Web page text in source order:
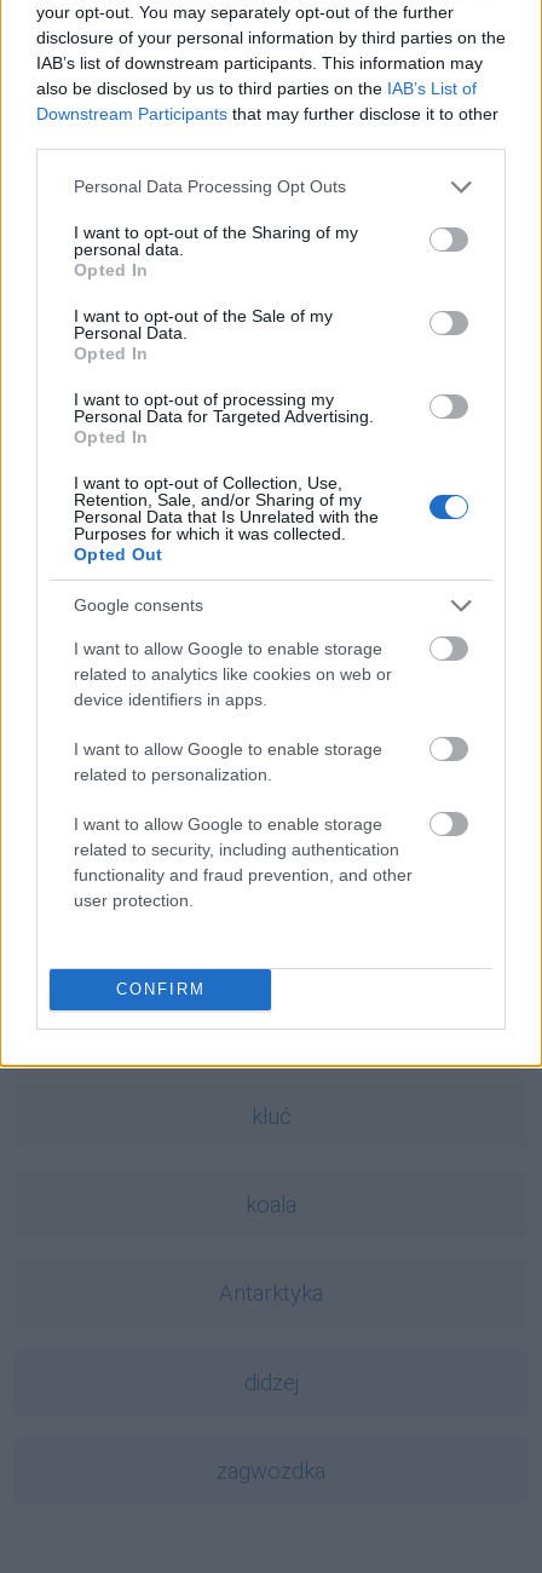
your opt-out. You may separately opt-out of the further
disclosure of your personal information by third parties on the
IAB’s list of downstream participants. This information may
also be disclosed by us to third parties on the IAB’s List of
Downstream Participants that may further disclose it to other
Please note that this website/app uses one or more Google
not limited to your visit or usage behaviour. You may click to
grant or deny consent to Google and its third-party tags to
use your data for below specified purposes in below Google
consent section.
Personal Data Processing Opt Outs
I want to opt-out of the Sharing of my
personal data.
Opted In
I want to opt-out of the Sale of my
Personal Data.
Opted In
I want to opt-out of processing my
Personal Data for Targeted Advertising.
Opted In
I want to opt-out of Collection, Use,
Retention, Sale, and/or Sharing of my
Personal Data that Is Unrelated with the
Purposes for which it was collected.
Opted Out
Google consents
I want to allow Google to enable storage
related to analytics like cookies on web or
device identifiers in apps.
I want to allow Google to enable storage
related to personalization.
I want to allow Google to enable storage
related to security, including authentication
functionality and fraud prevention, and other
user protection.
CONFIRM
Zobacz, co zyskują abonenci Dobrego słownika.
Często sprawdzane
Jak wymawiać i odmieniać nazwę
Żona Putina nazywa się...
Gdy niderlandzcy malarze wydziwiają przy nazwisku
Ciekawostki
— Długie słowa
antymetateza— U Leca
Mogą Cię zainteresować również hasła
grasejować
antyglobalizm
kłuć
koala
Antarktyka
didżej
zagwozdka